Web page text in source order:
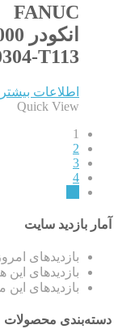
FANUC
انکودر 3000 پالس
T113
اطلاعات بیشتر
Quick View
1
2
3
4
آمار بازدید سایت
بازدیدهای
بازدیدهای این
بازدیدهای این
دسته‌بندی محصولات